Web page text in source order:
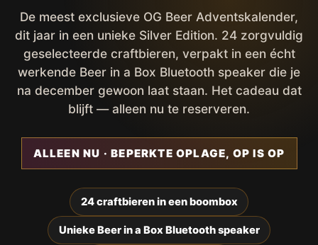
De meest exclusieve OG Beer Adventskalender,
dit jaar in een unieke Silver Edition. 24 zorgvuldig
geselecteerde craftbieren, verpakt in een écht
werkende Beer in a Box Bluetooth speaker die je
na december gewoon laat staan. Het cadeau dat
blijft — alleen nu te reserveren.
ALLEEN NU · BEPERKTE OPLAGE, OP IS OP
24 craftbieren in een boombox
Unieke Beer in a Box Bluetooth speaker